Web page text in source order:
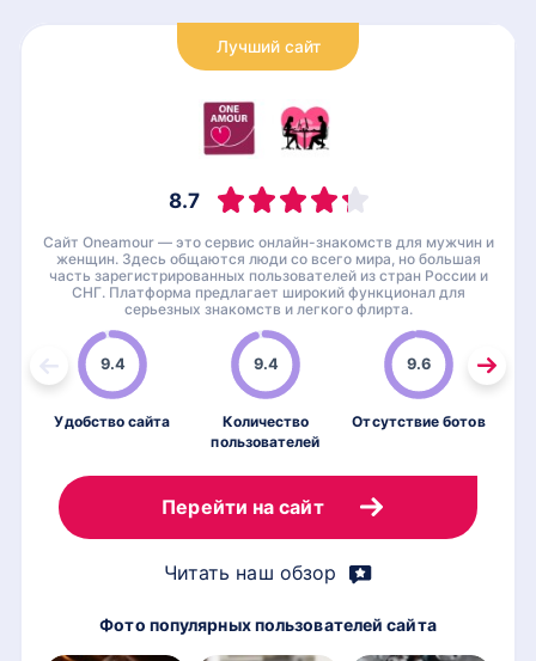
Лучший сайт
Сайт Oneamour — это сервис онлайн-знакомств для мужчин и
женщин. Здесь общаются люди со всего мира, но большая
часть зарегистрированных пользователей из стран России и
СНГ. Платформа предлагает широкий функционал для
серьезных знакомств и легкого флирта.
9.4
Удобство сайта
9.4
Количество
пользователей
9.6
Отсутствие ботов
8.7
Перейти на сайт
Читать наш обзор
Фото популярных пользователей сайта